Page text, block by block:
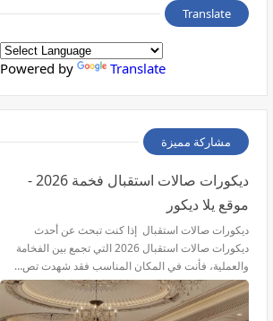
Translate
Powered by Translate
مشاركة مميزة
ديكورات صالات استقبال فخمة 2026 -
موقع يلا ديكور
ديكورات صالات استقبال إذا كنت تبحث عن أحدث
ديكورات صالات استقبال 2026 التي تجمع بين الفخامة
والعملية، فأنت في المكان المناسب فقد شهدت تص…